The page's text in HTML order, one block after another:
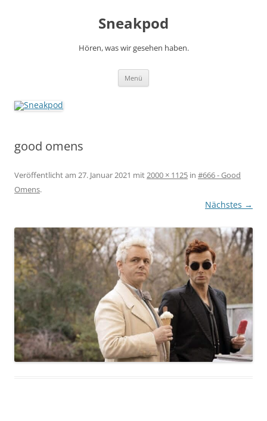
Sneakpod
Hören, was wir gesehen haben.
Menü
good omens
Veröffentlicht am 27. Januar 2021 mit2000 × 1125 in #666 - Good
Omens.
Nächstes →